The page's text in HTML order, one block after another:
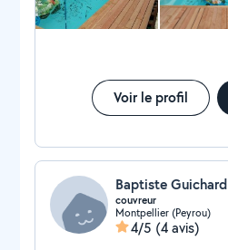
Voir le profil
Baptiste Guichard
couvreur
Montpellier (Peyrou)
4/5 (4 avis)